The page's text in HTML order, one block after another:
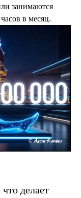
занимаются
в месяц.
делает